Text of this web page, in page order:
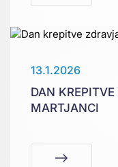
13.1.2026
DAN
MARTJANCI